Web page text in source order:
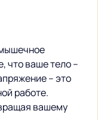
что ваше тело –
– это
работе.
вашему